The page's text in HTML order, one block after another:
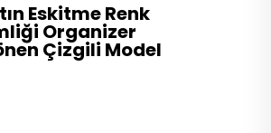
Eskitme Renk
Organizer
Çizgili Model